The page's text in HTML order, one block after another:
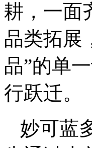
耕，一面
品类拓展
品”的单
行跃迁。
妙可蓝